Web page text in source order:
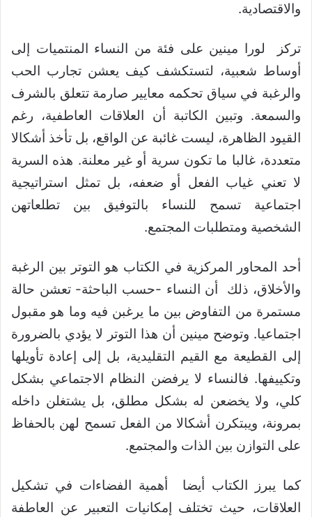
والاقتصادية.
تركز لورا مينين على فئة من النساء المنتميات إلى
أوساط شعبية، لتستكشف كيف يعشن تجارب الحب
والرغبة في سياق تحكمه معايير صارمة تتعلق بالشرف
والسمعة. وتبين الكاتبة أن العلاقات العاطفية، رغم
القيود الظاهرة، ليست غائبة عن الواقع، بل تأخذ أشكالا
متعددة، غالبا ما تكون سرية أو غير معلنة. هذه السرية
لا تعني غياب الفعل أو ضعفه، بل تمثل استراتيجية
اجتماعية تسمح للنساء بالتوفيق بين تطلعاتهن
الشخصية ومتطلبات المجتمع.
أحد المحاور المركزية في الكتاب هو التوتر بين الرغبة
والأخلاق، ذلك أن النساء -حسب الباحثة- تعشن حالة
مستمرة من التفاوض بين ما يرغبن فيه وما هو مقبول
اجتماعيا. وتوضح مينين أن هذا التوتر لا يؤدي بالضرورة
إلى القطيعة مع القيم التقليدية، بل إلى إعادة تأويلها
وتكييفها. فالنساء لا يرفضن النظام الاجتماعي بشكل
كلي، ولا يخضعن له بشكل مطلق، بل يشتغلن داخله
بمرونة، ويبتكرن أشكالا من الفعل تسمح لهن بالحفاظ
على التوازن بين الذات والمجتمع.
كما يبرز الكتاب أيضا أهمية الفضاءات في تشكيل
العلاقات، حيث تختلف إمكانيات التعبير عن العاطفة